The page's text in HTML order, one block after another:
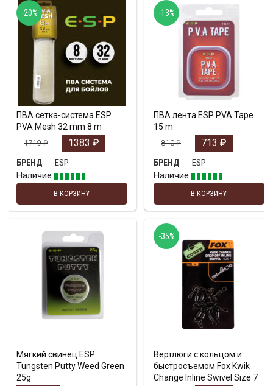
ПВА сетка-система ESP
PVA Mesh 32 mm 8 m
1719₽ 1383 ₽
БРЕНД
ESP
Наличие
В КОРЗИНУ
-20%
ПВА лента ESP PVA Tape
15 m
810₽ 713 ₽
БРЕНД
ESP
Наличие
В КОРЗИНУ
-13%
Мягкий свинец ESP
Tungsten Putty Weed Green
25g
Вертлюги с кольцом и
быстросъемом Fox Kwik
Change Inline Swivel Size 7
-35%